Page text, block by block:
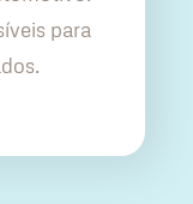
para